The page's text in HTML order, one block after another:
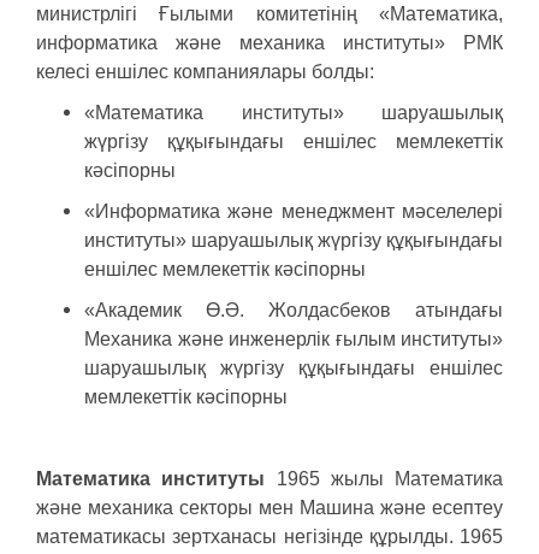
министрлігі Ғылыми комитетінің «Математика,
информатика және механика институты» РМК
келесі еншілес компаниялары болды:
«Математика институты» шаруашылық
жүргізу құқығындағы еншілес мемлекеттік
кәсіпорны
«Информатика және менеджмент мәселелері
институты» шаруашылық жүргізу құқығындағы
еншілес мемлекеттік кәсіпорны
«Академик Ө.Ә. Жолдасбеков атындағы
Механика және инженерлік ғылым институты»
шаруашылық жүргізу құқығындағы еншілес
мемлекеттік кәсіпорны
Математика институты 1965 жылы Математика
және механика секторы мен Машина және есептеу
математикасы зертханасы негізінде құрылды. 1965